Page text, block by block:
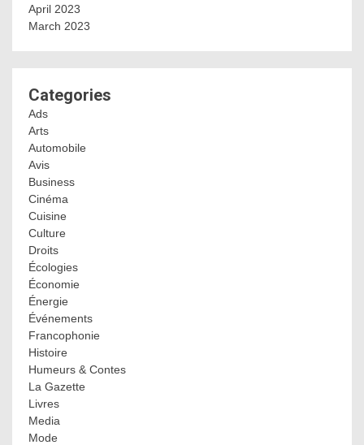
April 2023
March 2023
Categories
Ads
Arts
Automobile
Avis
Business
Cinéma
Cuisine
Culture
Droits
Écologies
Économie
Énergie
Événements
Francophonie
Histoire
Humeurs & Contes
La Gazette
Livres
Media
Mode